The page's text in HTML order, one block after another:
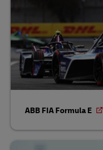
ABB FIA Formula E